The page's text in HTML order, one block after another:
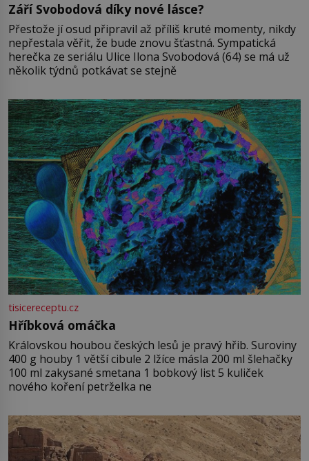
Září Svobodová díky nové lásce?
Přestože jí osud připravil až příliš kruté momenty, nikdy
nepřestala věřit, že bude znovu šťastná. Sympatická
herečka ze seriálu Ulice Ilona Svobodová (64) se má už
několik týdnů potkávat se stejně
tisicereceptu.cz
Hříbková omáčka
Královskou houbou českých lesů je pravý hřib. Suroviny
400 g houby 1 větší cibule 2 lžíce másla 200 ml šlehačky
100 ml zakysané smetana 1 bobkový list 5 kuliček
nového koření petrželka ne